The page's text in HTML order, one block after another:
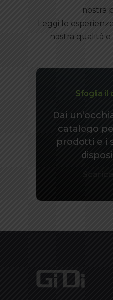
nostra
Leggi le
nostra qualità e
Sfoglia il
Dai
catalogo
prodotti e i
Scarica